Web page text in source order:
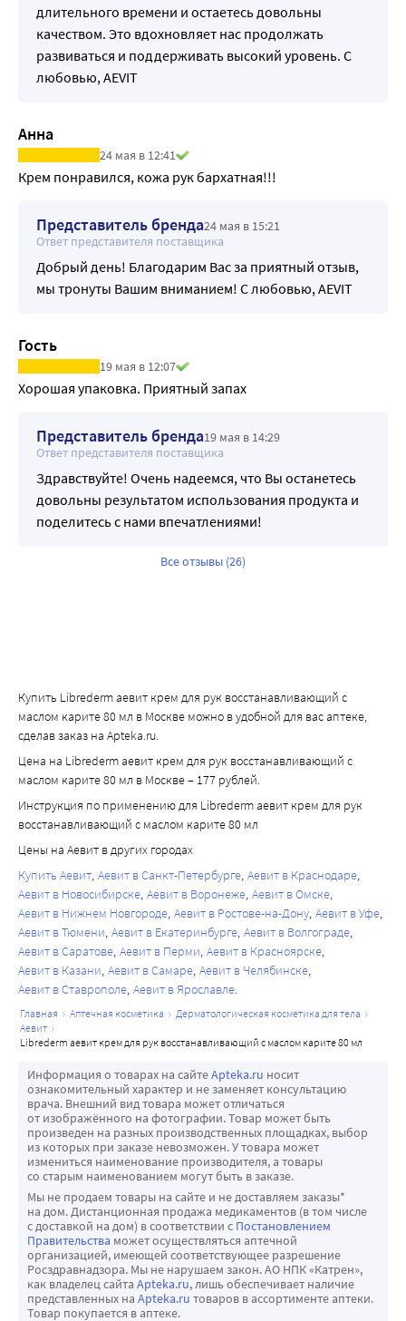
длительного времени и остаетесь довольны
качеством. Это вдохновляет нас продолжать
развиваться и поддерживать высокий уровень. С
любовью, AEVIT
Анна
24 мая в 12:41
Крем понравился, кожа рук бархатная!!!
Представитель бренда24 мая в 15:21
Ответ представителя поставщика
Добрый день! Благодарим Вас за приятный отзыв,
мы тронуты Вашим вниманием! С любовью, AEVIT
Гость
19 мая в 12:07
Хорошая упаковка. Приятный запах
Представитель бренда19 мая в 14:29
Ответ представителя поставщика
Здравствуйте! Очень надеемся, что Вы останетесь
довольны результатом использования продукта и
поделитесь с нами впечатлениями!
Все отзывы (26)
Купить Librederm аевит крем для рук восстанавливающий с
маслом карите 80 мл в Москве можно в удобной для вас аптеке,
сделав заказ на Apteka.ru.
Цена на Librederm аевит крем для рук восстанавливающий с
маслом карите 80 мл в Москве – 177 рублей.
Инструкция по применению для Librederm аевит крем для рук
восстанавливающий с маслом карите 80 мл
Цены на Аевит в других городах
Купить Аевит Аевит в Санкт-Петербурге Аевит в Краснодаре
Аевит в Новосибирске Аевит в Воронеже Аевит в Омске
Аевит в Нижнем Новгороде Аевит в Ростове-на-Дону Аевит в Уфе
Аевит в Тюмени Аевит в Екатеринбурге Аевит в Волгограде
Аевит в Саратове Аевит в Перми Аевит в Красноярске
Аевит в Казани Аевит в Самаре Аевит в Челябинске
Аевит в Ставрополе Аевит в Ярославле
главная аптечная косметика
дерматологическая косметика для тела
аевит
librederm аевит крем для рук восстанавливающий с маслом карите 80 мл
Информация о товарах на сайтеApteka.ru носит
ознакомительный характер и не заменяет консультацию
врача. Внешний вид товара может отличаться
от изображённого на фотографии. Товар может быть
произведен на разных производственных площадках, выбор
из которых при заказе невозможен. У товара может
измениться наименование производителя, а товары
со старым наименованием могут быть в заказе.
Мы не продаем товары на сайте и не доставляем заказы*
на дом. Дистанционная продажа медикаментов (в том числе
с доставкой на дом) в соответствии с Постановлением
Правительства может осуществляться аптечной
организацией, имеющей соответствующее разрешение
Росздравнадзора. Мы не нарушаем закон. АО НПК «Катрен»,
как владелец сайта Apteka.ru, лишь обеспечивает наличие
представленных на Apteka.ru товаров в ассортименте аптеки.
Товар покупается в аптеке.